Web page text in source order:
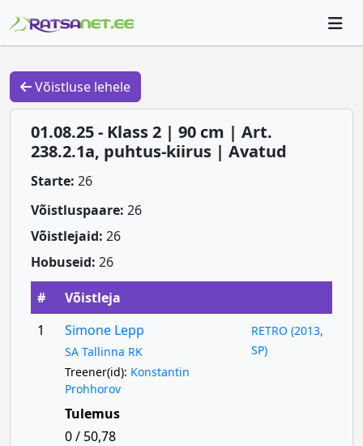
Võistluse lehele
01.08.25 - Klass 2 | 90 cm | Art.
238.2.1a, puhtus-kiirus | Avatud
Starte: 26
Võistluspaare: 26
Võistlejaid: 26
Hobuseid: 26
#
Võistleja
1
Simone Lepp
SA Tallinna RK
Treener(id): Konstantin
Prohhorov
RETRO (2013,
SP)
Tulemus
0 / 50,78